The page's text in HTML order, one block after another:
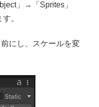
」→「Sprites」
。
にし、スケールを変